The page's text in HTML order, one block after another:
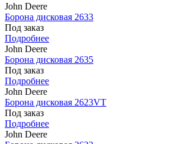
John Deere
Борона дисковая 2633
Под заказ
Подробнее
John Deere
Борона дисковая 2635
Под заказ
Подробнее
John Deere
Борона дисковая 2623VT
Под заказ
Подробнее
John Deere